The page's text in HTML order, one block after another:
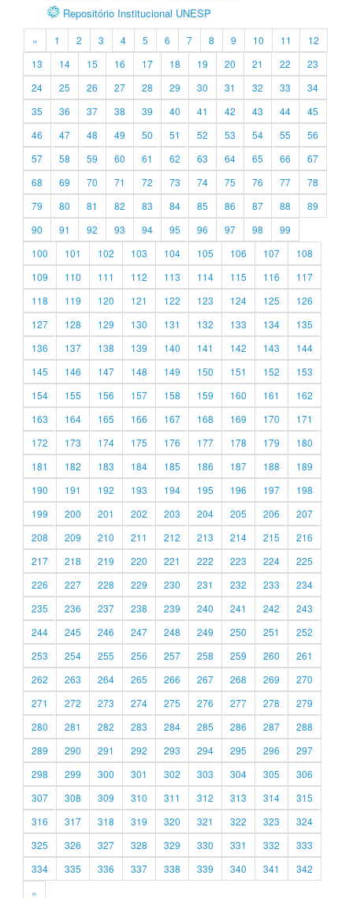
Repositório Institucional UNESP
« 1 2 3 4 5 6 7 8 9 10 11
12
13
14 15 16 17 18 19 20 21 22
23
24
25 26 27 28 29 30 31 32 33
34
35
36 37 38 39 40 41 42 43 44
45
46
47 48 49 50 51 52 53 54 55
56
57
58 59 60 61 62 63 64 65 66
67
68
69 70 71 72 73 74 75 76 77
78
79
80 81 82 83 84 85 86 87 88
89
90
91 92 93 94 95 96 97 98
99
100
101 102 103 104 105 106 107
108
109
110 111 112 113 114 115 116
117
118
119 120 121 122 123 124 125
126
127
128 129 130 131 132 133 134
135
136
137 138 139 140 141 142 143
144
145
146 147 148 149 150 151 152
153
154
155 156 157 158 159 160 161
162
163
164 165 166 167 168 169 170
171
172
173 174 175 176 177 178 179
180
181
182 183 184 185 186 187 188
189
190
191 192 193 194 195 196 197
198
199
200 201 202 203 204 205 206
207
208
209 210 211 212 213 214 215
216
217
218 219 220 221 222 223 224
225
226
227 228 229 230 231 232 233
234
235
236 237 238 239 240 241 242
243
244
245 246 247 248 249 250 251
252
253
254 255 256 257 258 259 260
261
262
263 264 265 266 267 268 269
270
271
272 273 274 275 276 277 278
279
280
281 282 283 284 285 286 287
288
289
290 291 292 293 294 295 296
297
298
299 300 301 302 303 304 305
306
307
308 309 310 311 312 313 314
315
316
317 318 319 320 321 322 323
324
325
326 327 328 329 330 331 332
333
334
335 336 337 338 339 340 341
342
»